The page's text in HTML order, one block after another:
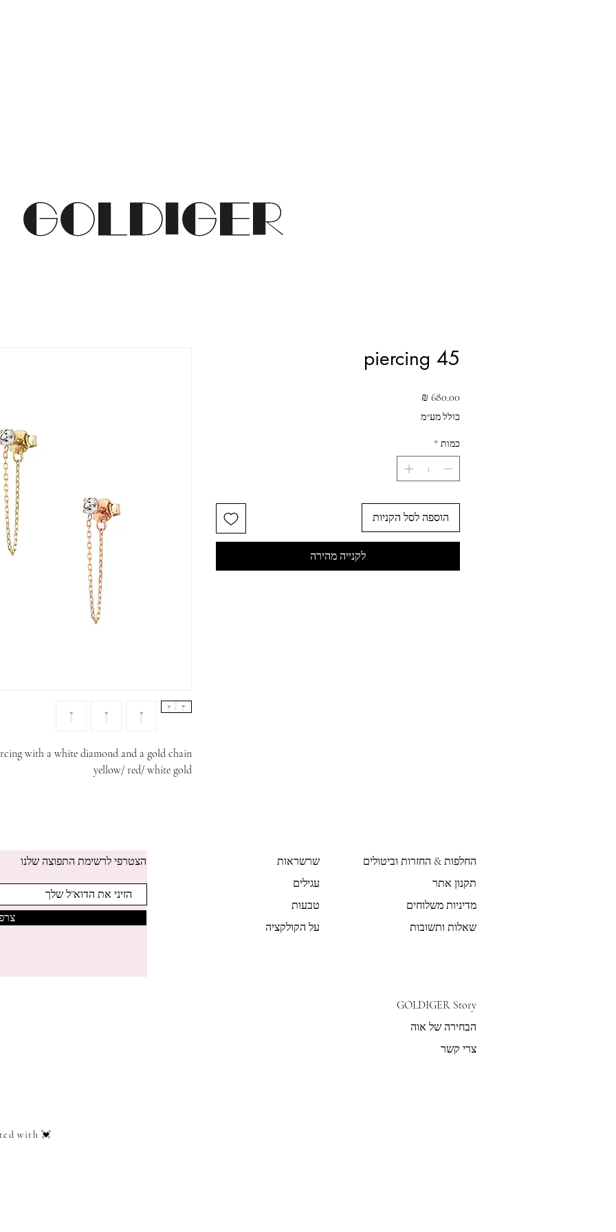
with a white diamond and a gold chain.
yellow/ red/ white gold
piercing 45
כולל מע״מ
כמות *
הוספה לסל הקניות
לקנייה מהירה
הצטרפי לרשימת התפוצה שלנו
שרשראות
עגילים
טבעות
על הקולקציה
החלפות & החזרות וביטולים
תקנון אתר
מדיניות משלוחים
שאלות ותשובות
GOLDIGER Story
הבחירה של אוה
צרי קשר
with 💓